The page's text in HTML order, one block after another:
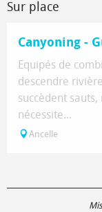
Sur place
Canyoning -
Equipés de
descendre
succèdent sauts,
nécessite...
Ancelle